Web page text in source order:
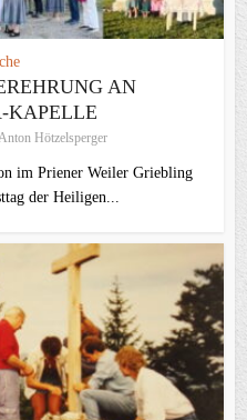
AN
KAPELLE
Anton Hötzelsperger
im Priener Weiler Griebling
der Heiligen...